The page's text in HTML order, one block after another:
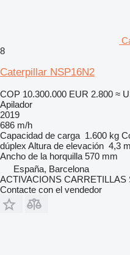
8
Caterpillar NSP16N2
COP 10.300.000 EUR 2.800 ≈
Apilador
2019
686 m/h
Capacidad de carga 1.600 kg
dúplex Altura de elevación 4,3 m
Ancho de la horquilla 570 mm
España, Barcelona
ACTIVACIONS CARRETILLAS
Contacte con el vendedor